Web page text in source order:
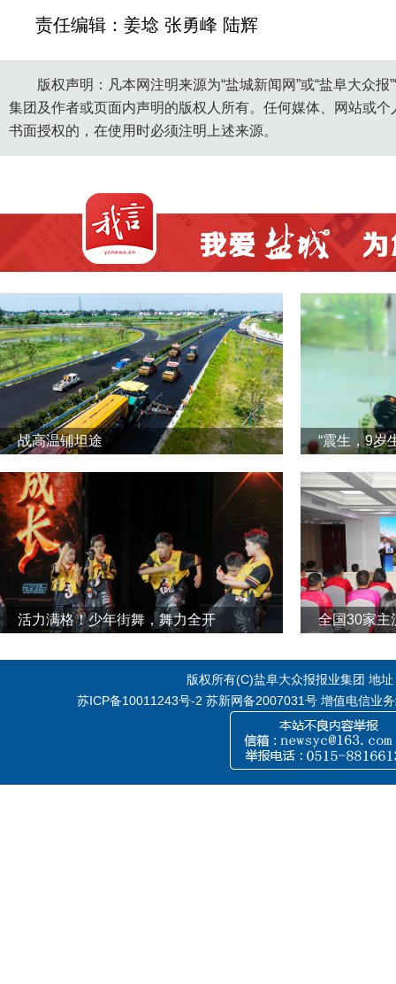
责任编辑：姜埝 张勇峰 陆辉
版权声明：凡本网注明来源为“盐城新闻网”或“盐阜大众
集团及作者或页面内声明的版权人所有。任何媒体、网站或
书面授权的，在使用时必须注明上述来源。
战高温铺坦途 “震生，9岁
活力满格！少年街舞，舞力全开 全国30家主
版权所有(C)盐阜大众报报业集团 地
苏ICP备10011243号-2 苏新网备2007031号 增值电信业